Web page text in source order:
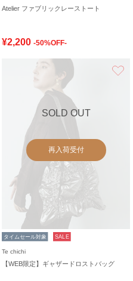
Atelier ファブリックレーストート
¥2,200 -50%OFF-
SOLD OUT
再入荷受付
タイムセール対象 SALE
Te chichi
【WEB限定】ギャザードロストバッグ